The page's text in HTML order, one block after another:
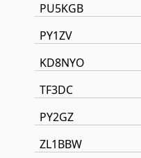
PU5KGB
PY1ZV
KD8NYO
TF3DC
PY2GZ
ZL1BBW